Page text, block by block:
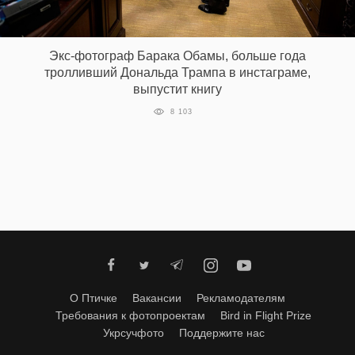
Экс-фотограф Барака Обамы, больше года
тролливший Дональда Трампа в инстаграме,
выпустит книгу
8 103
О Птичке Вакансии
Рекламодателям
Требования к фотопроектам
Bird in Flight Prize
Укрсучфото
Поддержите нас